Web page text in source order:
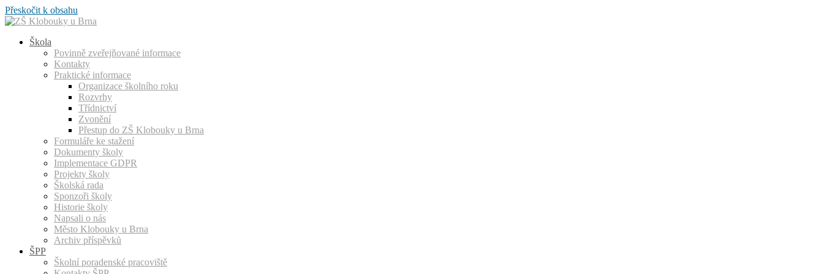
Přeskočit k obsahu
Škola
Povinně zveřejňované informace
Kontakty
Praktické informace
Organizace školního roku
Rozvrhy
Třídnictví
Zvonění
Přestup do ZŠ Klobouky u Brna
Formuláře ke stažení
Dokumenty školy
Implementace GDPR
Projekty školy
Školská rada
Sponzoři školy
Historie školy
Napsali o nás
Město Klobouky u Brna
Archiv příspěvků
ŠPP
Školní poradenské pracoviště